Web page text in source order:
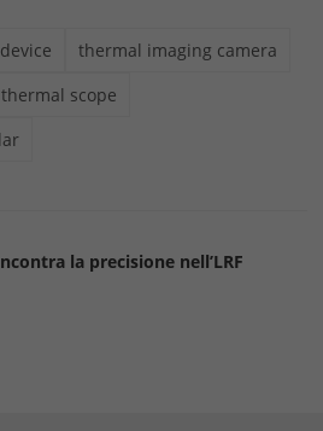
thermal imaging camera
thermal scope
la precisione nell’LRF